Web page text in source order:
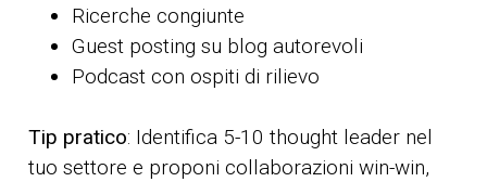
Ricerche congiunte
Guest posting su blog autorevoli
Podcast con ospiti di rilievo
Tip pratico: Identifica 5-10 thought leader nel
tuo settore e proponi collaborazioni win-win,